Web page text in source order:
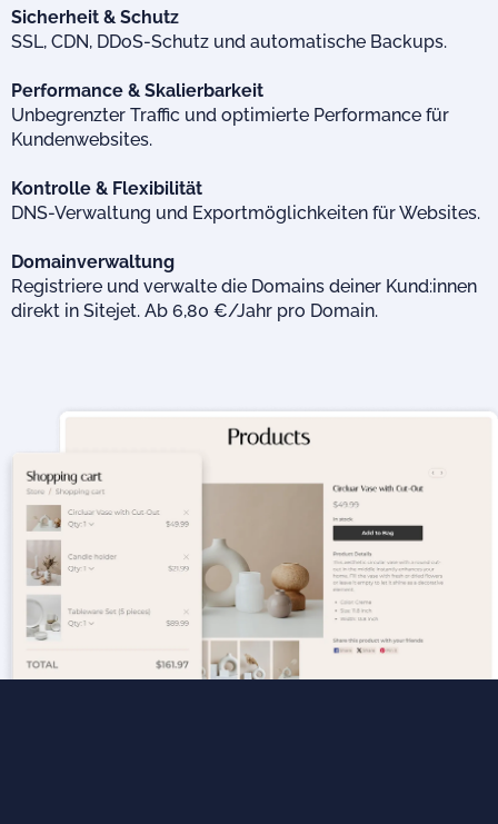
Sicherheit & Schutz
SSL, CDN, DDoS-Schutz und automatische Backups.
Performance & Skalierbarkeit
Unbegrenzter Traffic und optimierte Performance für
Kundenwebsites.
Kontrolle & Flexibilität
DNS-Verwaltung und Exportmöglichkeiten für Websites.
Domainverwaltung
Registriere und verwalte die Domains deiner Kund:innen
direkt in Sitejet. Ab 6,80 €/Jahr pro Domain.